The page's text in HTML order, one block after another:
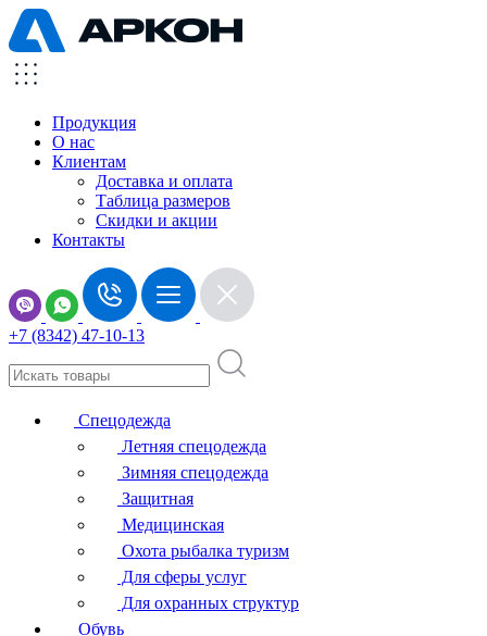
Продукция
О нас
Клиентам
Доставка и оплата
Таблица размеров
Скидки и акции
Контакты
+7 (8342) 47-10-13
Спецодежда
Летняя спецодежда
Зимняя спецодежда
Защитная
Медицинская
Охота рыбалка туризм
Для сферы услуг
Для охранных структур
Обувь